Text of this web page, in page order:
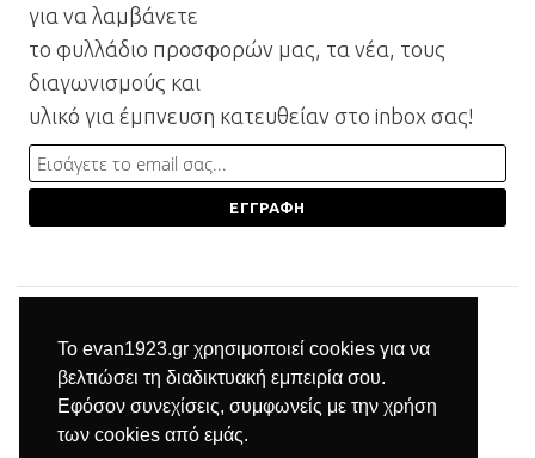
Το evan1923.gr χρησιμοποιεί cookies για να
βελτιώσει τη διαδικτυακή εμπειρία σου.
Εφόσον συνεχίσεις, συμφωνείς με την χρήση
των cookies από εμάς.
για να λαμβάνετε
το φυλλάδιο προσφορών μας, τα νέα, τους
διαγωνισμούς και
υλικό για έμπνευση κατευθείαν στο inbox σας!